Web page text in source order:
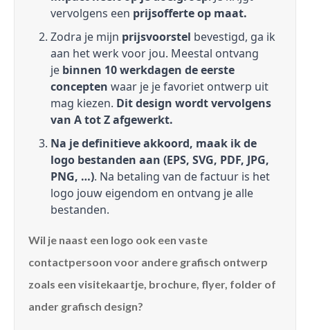
vervolgens een prijsofferte op maat.
Zodra je mijn prijsvoorstel bevestigd, ga ik
aan het werk voor jou. Meestal ontvang
je binnen 10 werkdagen de eerste
concepten waar je je favoriet ontwerp uit
mag kiezen. Dit design wordt vervolgens
van A tot Z afgewerkt.
Na je definitieve akkoord, maak ik de
logo bestanden aan (EPS, SVG, PDF, JPG,
PNG, …). Na betaling van de factuur is het
logo jouw eigendom en ontvang je alle
bestanden.
Wil je naast een logo ook een vaste
contactpersoon voor andere grafisch ontwerp
zoals een visitekaartje, brochure, flyer, folder of
ander grafisch design?